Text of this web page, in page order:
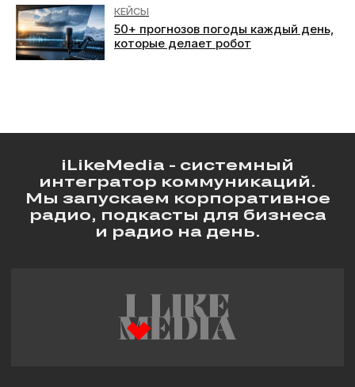
КЕЙСЫ
50+ прогнозов погоды каждый день,
которые делает робот
iLikeMedia - системный
интегратор коммуникаций.
Мы запускаем корпоративное
радио, подкасты для бизнеса
и радио на день.